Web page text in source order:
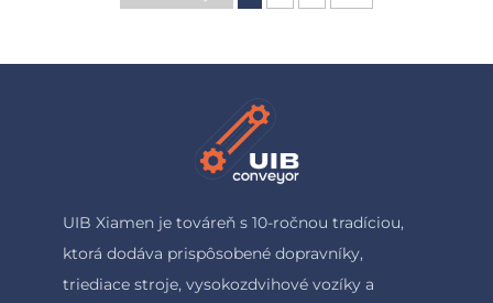
UIB Xiamen je továreň s 10-ročnou tradíciou,
ktorá dodáva prispôsobené dopravníky,
triediace stroje, vysokozdvihové vozíky a